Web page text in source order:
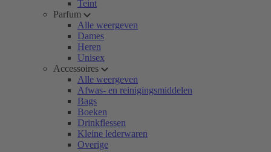
Teint
Parfum
Alle weergeven
Dames
Heren
Unisex
Accessoires
Alle weergeven
Afwas- en reinigingsmiddelen
Bags
Boeken
Drinkflessen
Kleine lederwaren
Overige